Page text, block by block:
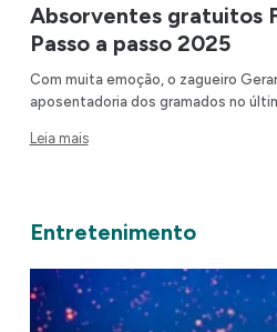
Absorventes gratuitos
Passo a passo 2025
Com muita emoção, o zagueiro
aposentadoria dos gramados no
Leia mais
Entretenimento